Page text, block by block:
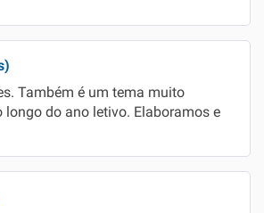
Também é um tema muito
longo do ano letivo. Elaboramos e